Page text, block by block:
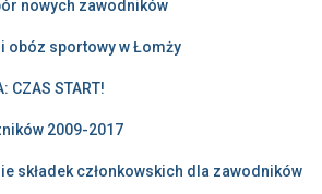
nowych zawodników
obóz sportowy w Łomży
CZAS START!
2009-2017
składek członkowskich dla zawodników